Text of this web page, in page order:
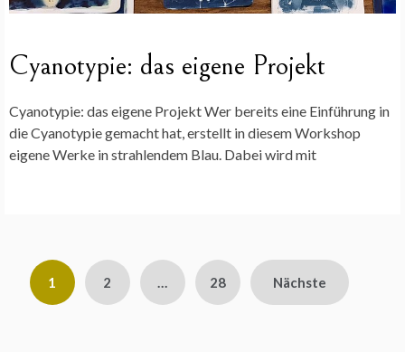
Cyanotypie: das eigene Projekt
Cyanotypie: das eigene Projekt Wer bereits eine Einführung in
die Cyanotypie gemacht hat, erstellt in diesem Workshop
eigene Werke in strahlendem Blau. Dabei wird mit
1 2 … 28 Nächste